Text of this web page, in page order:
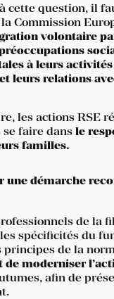
cette question, il
Commission
volontaire
à leurs activités
leurs relations
les actions RSE
faire dans le
familles.
une démarche
de la
spécificités du
principes de la
de moderniser
afin de